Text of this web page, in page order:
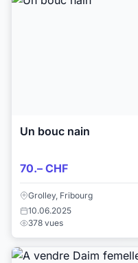
Un bouc nain
70.– CHF
Grolley, Fribourg
10.06.2025
378 vues